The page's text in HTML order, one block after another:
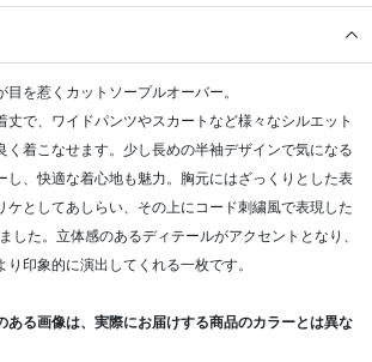
を惹くカットソープルオーバー。
丈で、ワイドパンツやスカートなど様々なシルエット
く着こなせます。少し長めの半袖デザインで気になる
し、快適な着心地も魅力。胸元にはざっくりとした表
ケとしてあしらい、その上にコード刺繍風で表現した
した。立体感のあるディテールがアクセントとなり、
り印象的に演出してくれる一枚です。
ある画像は、実際にお届けする商品のカラーとは異な